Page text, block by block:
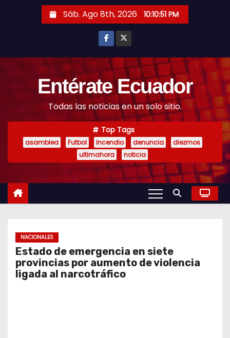
Sáb. Ago 8th, 2026 10:10:53 PM
Entérate Ecuador
Todas las noticias en un solo sitio.
Top Tags
asamblea Futbol Incendio denuncia
diezmos
ultimahora
noticia
NACIONALES
Estado de emergencia en siete
provincias por aumento de violencia
ligada al narcotráfico